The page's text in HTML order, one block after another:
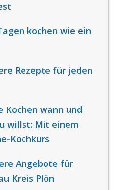
kochen wie ein
Rezepte für jeden
Kochen wann und
willst: Mit einem
Kochkurs
Angebote für
Kreis Plön